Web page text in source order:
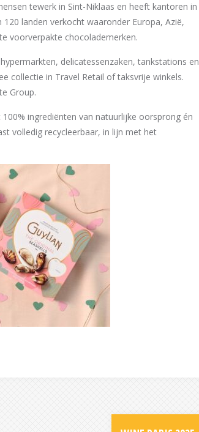
tewerk in Sint-Niklaas en heeft kantoren in
landen verkocht waaronder Europa, Azië,
voorverpakte chocolademerken.
delicatessenzaken, tankstations en
collectie in Travel Retail of taksvrije winkels.
Group.
ingrediënten van natuurlijke oorsprong én
volledig recycleerbaar, in lijn met het